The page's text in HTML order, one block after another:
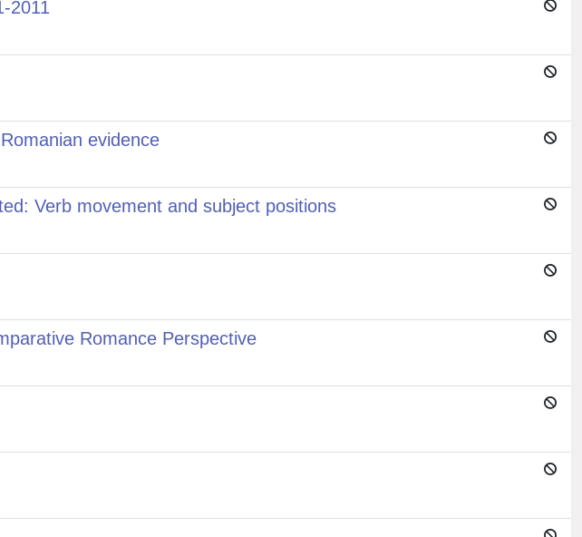
2011
evidence
Verb movement and subject positions
Romance Perspective